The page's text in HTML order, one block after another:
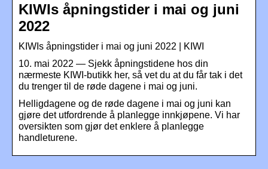
KIWIs åpningstider i mai og juni
2022
KIWIs åpningstider i mai og juni 2022 | KIWI
10. mai 2022 — Sjekk åpningstidene hos din
nærmeste KIWI-butikk her, så vet du at du får tak i det
du trenger til de røde dagene i mai og juni.
Helligdagene og de røde dagene i mai og juni kan
gjøre det utfordrende å planlegge innkjøpene. Vi har
oversikten som gjør det enklere å planlegge
handleturene.